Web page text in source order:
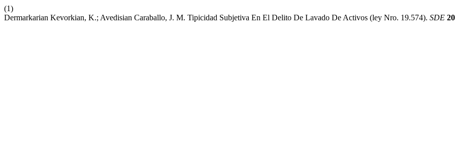
(1)
Dermarkarian Kevorkian, K.; Avedisian Caraballo, J. M. Tipicidad Subjetiva En El Delito De Lavado De Activos (ley Nro. 19.574). SDE